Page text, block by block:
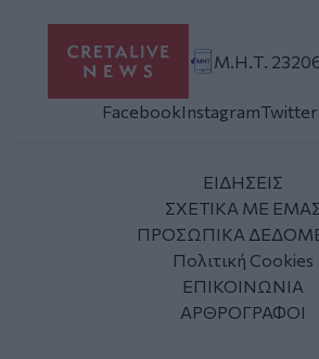
Μ.Η.Τ.
FacebookInstagramTwitter
ΕΙΔΗΣΕΙΣ
ΣΧΕΤΙΚΑ ΜΕ
ΠΡΟΣΩΠΙΚΑ
Πολιτική Cookies
ΕΠΙΚΟΙΝΩΝΙΑ
ΑΡΘΡΟΓΡΑΦΟΙ